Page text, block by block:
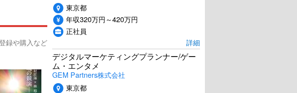
録や購入など
東京都
年収320万円～420万円
正社員
詳細
デジタルマーケティングプランナー/ゲー
ム・エンタメ
GEM Partners株式会社
東京都